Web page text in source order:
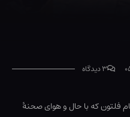
۳ دیدگاه
فلتون که با حال و هوای صحنۀ